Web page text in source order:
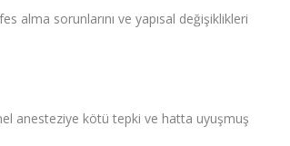
alma sorunlarını ve yapısal değişiklikleri
anesteziye kötü tepki ve hatta uyuşmuş